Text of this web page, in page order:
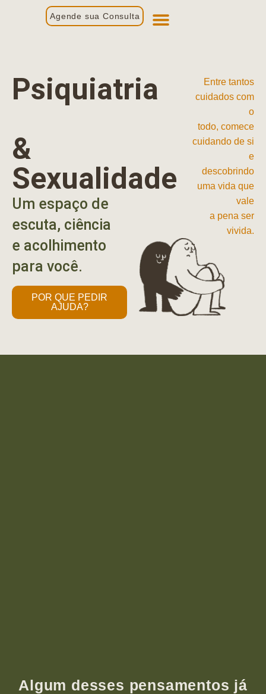
Agende sua Consulta
Psiquiatria
&
Sexualidade
Um espaço de
escuta, ciência
e acolhimento
para você.
POR QUE PEDIR
AJUDA?
Entre tantos
cuidados com
o
todo, comece
cuidando de si
e
descobrindo
uma vida que
vale
a pena ser
vivida.
Algum desses pensamentos já